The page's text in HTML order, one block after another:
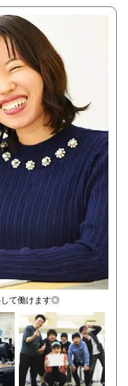
して働けます◎